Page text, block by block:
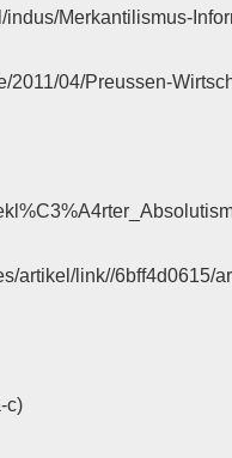
indus/Merkantilismus-
2011/04/Preussen-
artikel/link//6bff4d0615/
c)